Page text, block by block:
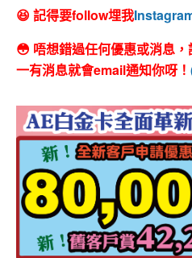
😆 記得要follow埋我
😳 唔想錯過任何優惠或消息
一有消息就會email通知你呀！